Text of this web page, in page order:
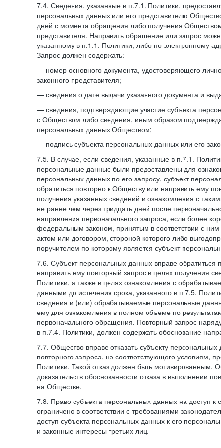
7.4. Сведения, указанные в п.7.1. Политики,
персональных данных или его представителю
дней с момента обращения либо получения
представителя. Направить обращение или запрос
указанному в п.1.1. Политики, либо по электронному
Запрос должен содержать:
— номер основного документа, удостоверяющего
законного представителя;
— сведения о дате выдачи указанного документа и
— сведения, подтверждающие участие субъекта
с Обществом либо сведения, иным образом
персональных данных Обществом;
— подпись субъекта персональных данных или его
7.5. В случае, если сведения, указанные в п.7.1.
персональные данные были предоставлены для
персональных данных по его запросу, субъект
обратиться повторно к Обществу или направить ему
получения указанных сведений и ознакомления с
не ранее чем через тридцать дней после
направления первоначального запроса, если более
федеральным законом, принятым в соответствии с
актом или договором, стороной которого либо
поручителем по которому является субъект
7.6. Субъект персональных данных вправе обратиться
направить ему повторный запрос в целях получения
Политики, а также в целях ознакомления с
данными до истечения срока, указанного в п.7.5.
сведения и (или) обрабатываемые персональные
ему для ознакомления в полном объеме по
первоначального обращения. Повторный запрос
в п.7.4. Политики, должен содержать обоснование
7.7. Общество вправе отказать субъекту
повторного запроса, не соответствующего условиям,
Политики. Такой отказ должен быть мотивированным.
доказательств обоснованности отказа в выполнении
на Обществе.
7.8. Право субъекта персональных данных на доступ
ограничено в соответствии с требованиями
доступ субъекта персональных данных к его
и законные интересы третьих лиц.